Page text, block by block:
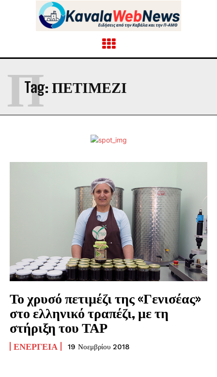
Tag: ΠΕΤΙΜΕΖΙ
Π
Το χρυσό πετιμέζι της «Γενισέας»
στο ελληνικό τραπέζι, με τη
στήριξη του ΤΑΡ
ΕΝΈΡΓΕΙΑ 19 Νοεμβρίου 2018